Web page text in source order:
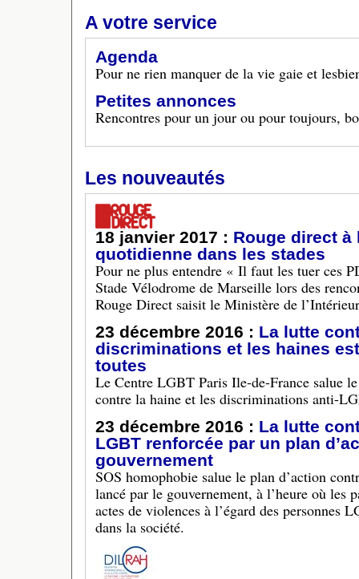
A votre service
Agenda
Pour ne rien manquer de la vie gaie et
Petites annonces
Rencontres pour un jour ou pour toujours,
Les nouveautés
18 janvier 2017 : Rouge direct à
quotidienne dans les stades
Pour ne plus entendre « Il faut les tuer ces
Stade Vélodrome de Marseille lors des
Rouge Direct saisit le Ministère de
23 décembre 2016 : La lutte
discriminations et les haines
toutes
Le Centre LGBT Paris Ile-de-France salue
contre la haine et les discriminations anti-
23 décembre 2016 : La lutte
LGBT renforcée par un plan
gouvernement
SOS homophobie salue le plan d’action
lancé par le gouvernement, à l’heure où les
actes de violences à l’égard des personnes
dans la société.